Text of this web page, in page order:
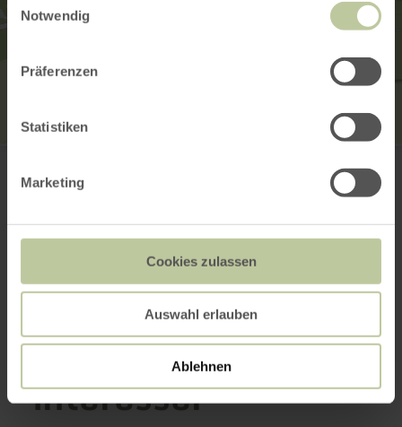
Notwendig
Präferenzen
Statistiken
Marketing
Cookies zulassen
Auswahl erlauben
Ablehnen
Planifier votre arrivée
Cela pourrait
également vous
intéresser